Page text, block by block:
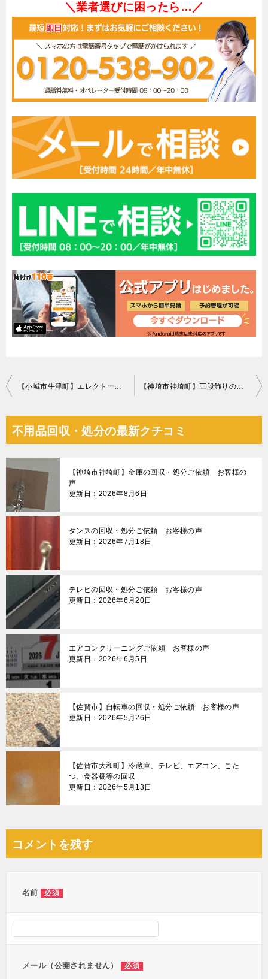
＼業者選びに困ったら…／
投
ナ
ビ
ゲ
シ
ョ
ン
【小城市牛津町】エレクトーンの回収・処分ご依頼 お客様の声 【神埼市神埼町】三段飾りのひな人形の回収・処分ご依頼 お客様の声
不用品回収・処分の最新クチコミ
【神埼市神埼町】金庫の回収・処分ご依頼 お客様の
声
更新日：2026年8月6日
タンスの回収・処分ご依頼 お客様の声
更新日：2026年7月18日
テレビの回収・処分ご依頼 お客様の声
更新日：2026年6月20日
エアコンクリーニングご依頼 お客様の声
更新日：2026年6月5日
【佐賀市】自転車の回収・処分ご依頼 お客様の声
更新日：2026年5月26日
【佐賀市大和町】冷蔵庫、テレビ、エアコン、こた
つ、食器棚等の回収
更新日：2026年5月13日
コメントを残す
名前 必須
メール（公開されません） 必須